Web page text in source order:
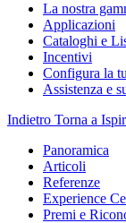
La nostra
Applicazioni
Cataloghi e
Incentivi
Configura la
Assistenza e
Indietro Torna a
Panoramica
Articoli
Referenze
Experience
Premi e